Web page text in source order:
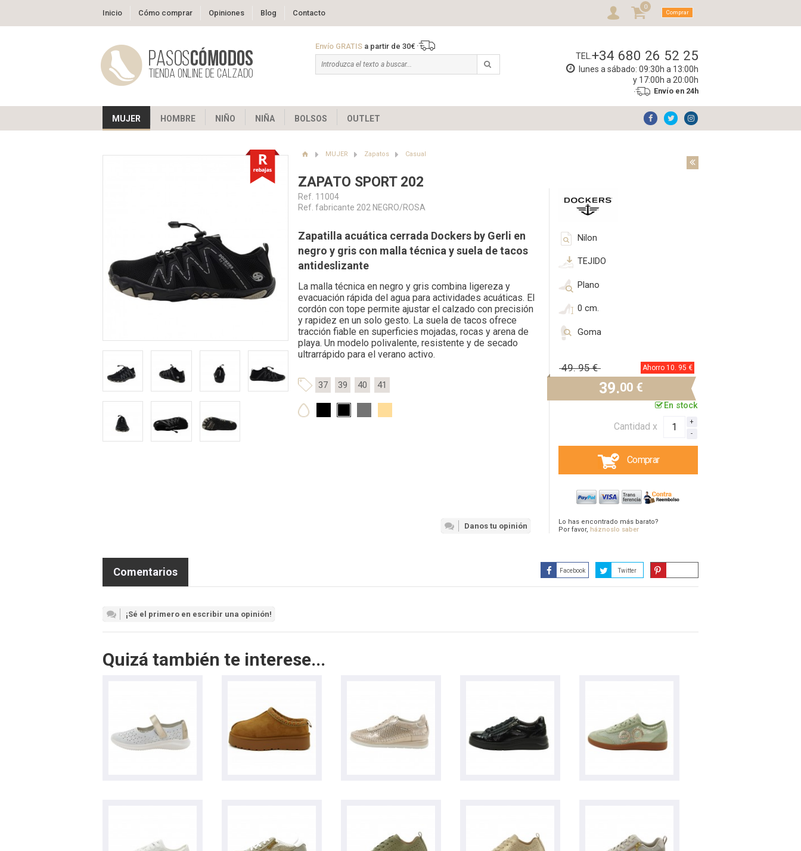
Inicio Cómo comprar Opiniones Blog Contacto
0
Comprar
Envío GRATISa partir de 30€
TEL.+34 680 26 52 25
lunes a sábado: 09:30h a 13:00h
y 17:00h a 20:00h
Envío en 24h
MUJER HOMBRE NIÑO NIÑA BOLSOS OUTLET
MUJER Zapatos Casual
ZAPATO SPORT 202
Ref. 11004
Ref. fabricante 202 NEGRO/ROSA
Zapatilla acuática cerrada Dockers by Gerli en
negro y gris con malla técnica y suela de tacos
antideslizante
La malla técnica en negro y gris combina ligereza y
evacuación rápida del agua para actividades acuáticas. El
cordón con tope permite ajustar el calzado con precisión
y rapidez en un solo gesto. La suela de tacos ofrece
tracción fiable en superficies mojadas, rocas y arena de
playa. Un modelo polivalente, resistente y de secado
ultrarrápido para el verano activo.
37 39 40 41
Danos tu opinión
Nilon
TEJIDO
Plano
0 cm.
Goma
49.95 € Ahorro 10. 95 €
39.00 €
En stock
Cantidad x
Comprar
Lo has encontrado más barato?
Por favor, háznoslo saber
Facebook Twitter
Comentarios
¡Sé el primero en escribir una opinión!
Quizá también te interese...